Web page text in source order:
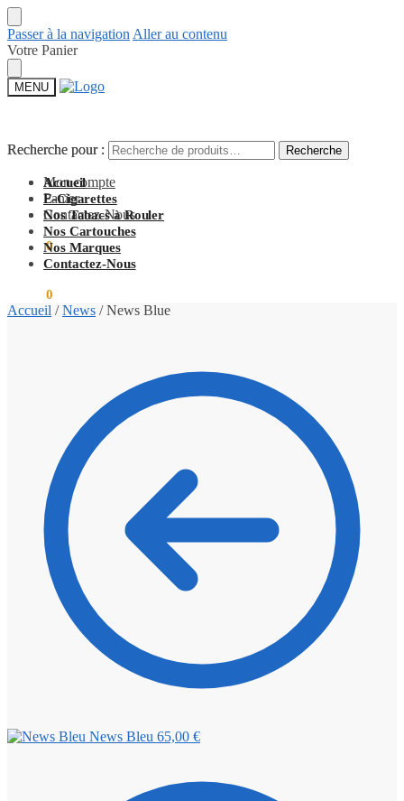
Passer à la navigation Aller au contenu
Votre Panier
MENU
Recherche pour : Recherche
Mon compte
Panier
Contactez-Nous
0,00 0
Recherche pour : Recherche
Accueil
E-Cigarettes
Nos Tabacs à Rouler
Nos Cartouches
Nos Marques
Contactez-Nous
0
Accueil /News /News Blue
News Bleu 65,00 €